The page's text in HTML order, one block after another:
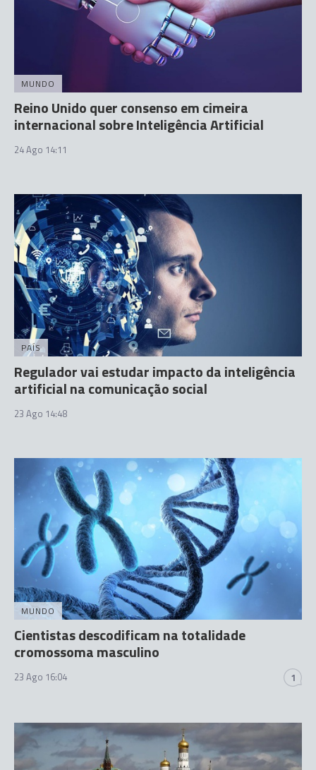
MUNDO
Reino Unido quer consenso em cimeira
internacional sobre Inteligência Artificial
24 Ago 14:11
PAÍS
Regulador vai estudar impacto da inteligência
artificial na comunicação social
23 Ago 14:48
MUNDO
Cientistas descodificam na totalidade
cromossoma masculino
23 Ago 16:04 1